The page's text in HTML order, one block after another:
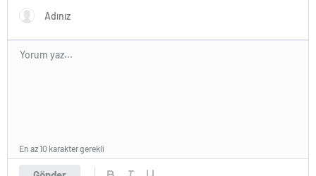
En az 10 karakter gerekli